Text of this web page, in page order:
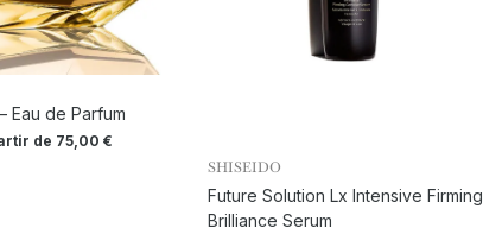
Eau de Parfum
de 75,00€
SHISEIDO
Future Solution Lx Intensive Firming
Brilliance Serum